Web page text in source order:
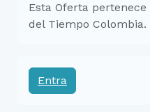
Esta Oferta
del Tiempo Colombia.
Entra